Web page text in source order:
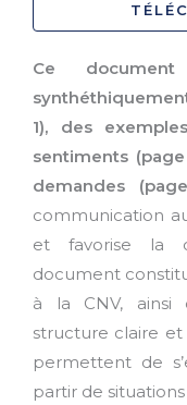
Ce
1), des
sentiments
demandes
communication
et favorise la
document
à la CNV, ainsi
structure claire
permettent de
partir de